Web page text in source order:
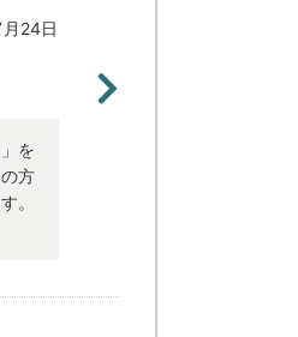
24日
を
方
。